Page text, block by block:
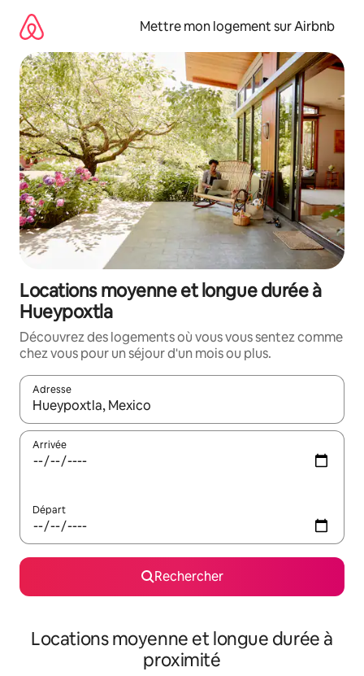
directement
contenu
Mettre mon logement sur Airbnb
Locations moyenne et longue durée à
Hueypoxtla
Découvrez des logements où vous vous sentez comme
chez vous pour un séjour d'un mois ou plus.
Adresse
Lorsque les résultats s'affichent, utilisez les flèches vers le
Arrivée
Départ
Rechercher
Locations moyenne et longue durée à
proximité